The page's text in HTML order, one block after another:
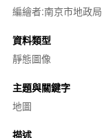
編繪者:南京市地政局
資料類型
靜態圖像
主題與關鍵字
地圖
描述